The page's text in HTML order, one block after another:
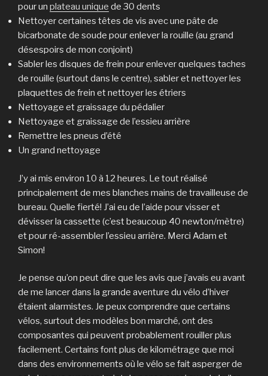
pour un plateau unique de 30 dents
Nettoyer certaines têtes de vis avec une pâte de
bicarbonate de soude pour enlever la rouille (au grand
désespoirs de mon conjoint)
Sabler les disques de frein pour enlever quelques taches
de rouille (surtout dans le centre), sabler et nettoyer les
plaquettes de frein et nettoyer les étriers
Nettoyage et graissage du pédalier
Nettoyage et graissage de l’essieu arrière
Remettre les pneus d’été
Un grand nettoyage
J’y ai mis environ 10 à 12 heures. Le tout réalisé
principalement de mes blanches mains de travailleuse de
bureau. Quelle fierté! J’ai eu de l’aide pour visser et
dévisser la cassette (c’est beaucoup 40 newton/mètre)
et pour ré-assembler l’essieu arrière. Merci Adam et
Simon!
Je pense qu’on peut dire que les avis que j’avais eu avant
de me lancer dans la grande aventure du vélo d’hiver
étaient alarmistes. Je peux comprendre que certains
vélos, surtout des modèles bon marché, ont des
composantes qui peuvent probablement rouiller plus
facilement. Certains font plus de kilométrage que moi
dans des environnements où le vélo se fait asperger de